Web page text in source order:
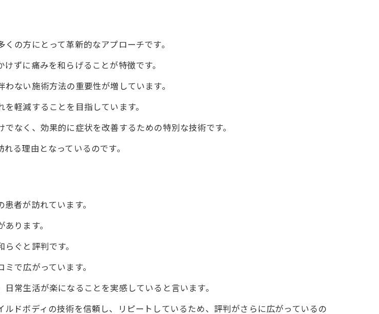
神経痛が消える奇跡
ィがもたらす奇跡的な回復
しいアプローチ
る心身の健康
体師の情熱
院ワイルドボディの評判
の施術で得る運動機能の回復
戻す整体法
た患者の声
効果
ボディの整体で坐骨神経痛を克服
るための整体法
の方にとって革新的なアプローチです。
ずに痛みを和らげることが特徴です。
ない施術方法の重要性が増しています。
軽減することを目指しています。
なく、効果的に症状を改善するための特別な技術です。
る理由となっているのです。
者が訪れています。
ります。
ぐと評判です。
で広がっています。
常生活が楽になることを実感していると言います。
ドボディの技術を信頼し、リピートしているため、評判がさらに広がっているの